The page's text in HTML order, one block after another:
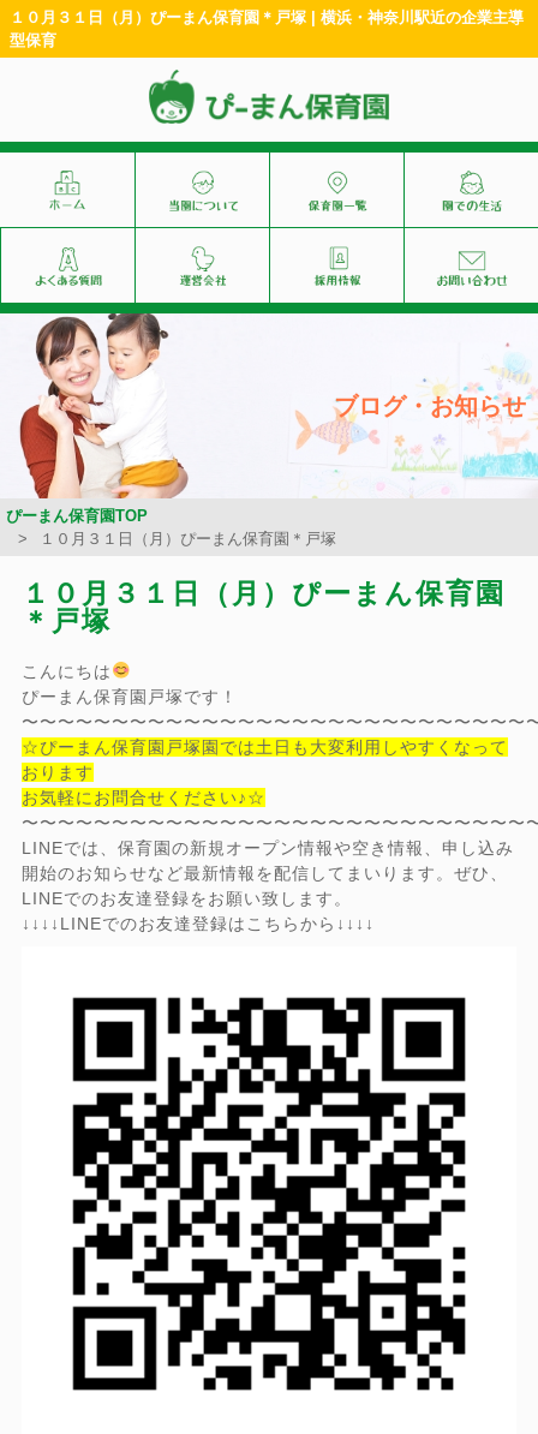
１０月３１日（月）ぴーまん保育園＊戸塚 | 横浜・神奈川駅近の企業主導
型保育
ブログ・お知らせ
ぴーまん保育園TOP
１０月３１日（月）ぴーまん保育園＊戸塚
１０月３１日（月）ぴーまん保育園
＊戸塚
こんにちは
ぴーまん保育園戸塚です！
〜〜〜〜〜〜〜〜〜〜〜〜〜〜〜〜〜〜〜〜〜〜〜〜〜〜〜〜
☆ぴーまん保育園戸塚園では土日も大変利用しやすくなって
おります
お気軽にお問合せください♪☆
〜〜〜〜〜〜〜〜〜〜〜〜〜〜〜〜〜〜〜〜〜〜〜〜〜〜〜〜
LINEでは、保育園の新規オープン情報や空き情報、申し込み
開始のお知らせなど最新情報を配信してまいります。ぜひ、
LINEでのお友達登録をお願い致します。
↓↓↓↓LINEでのお友達登録はこちらから↓↓↓↓